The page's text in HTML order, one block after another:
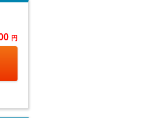
円